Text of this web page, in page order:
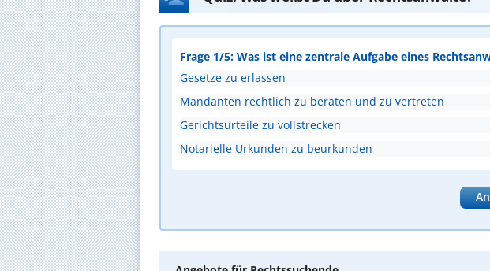
Frage 1/5: Was ist eine zentrale Aufgabe eines
Gesetze zu erlassen
Mandanten rechtlich zu beraten und zu vertreten
Gerichtsurteile zu vollstrecken
Notarielle Urkunden zu beurkunden